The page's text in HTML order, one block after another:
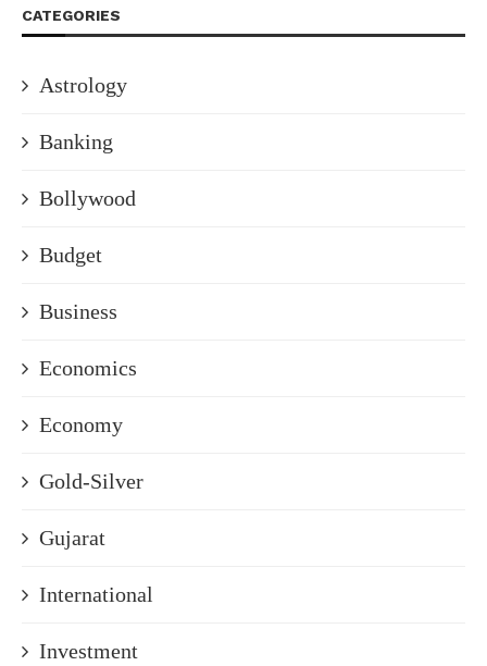
CATEGORIES
Astrology
Banking
Bollywood
Budget
Business
Economics
Economy
Gold-Silver
Gujarat
International
Investment